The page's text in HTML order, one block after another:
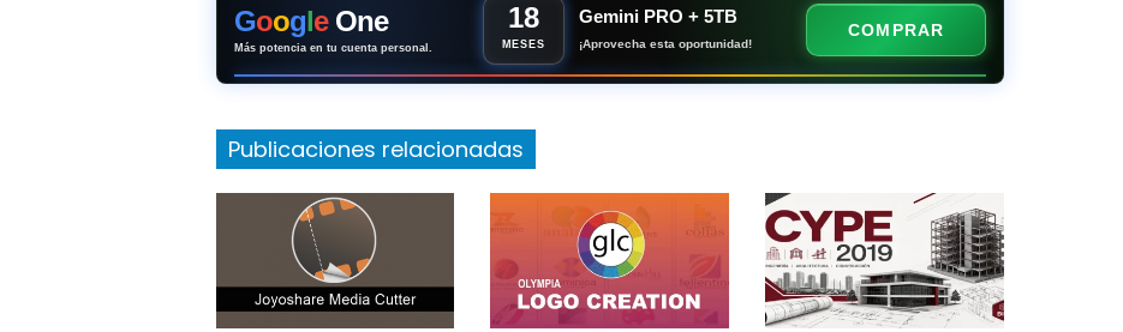
Google One
Más potencia en tu cuenta personal.
18
MESES
Gemini PRO + 5TB
¡Aprovecha esta oportunidad!
COMPRAR
Publicaciones relacionadas